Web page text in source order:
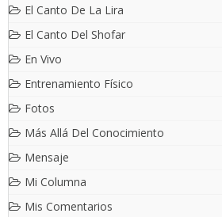
El Canto De La Lira
El Canto Del Shofar
En Vivo
Entrenamiento Físico
Fotos
Más Allá Del Conocimiento
Mensaje
Mi Columna
Mis Comentarios